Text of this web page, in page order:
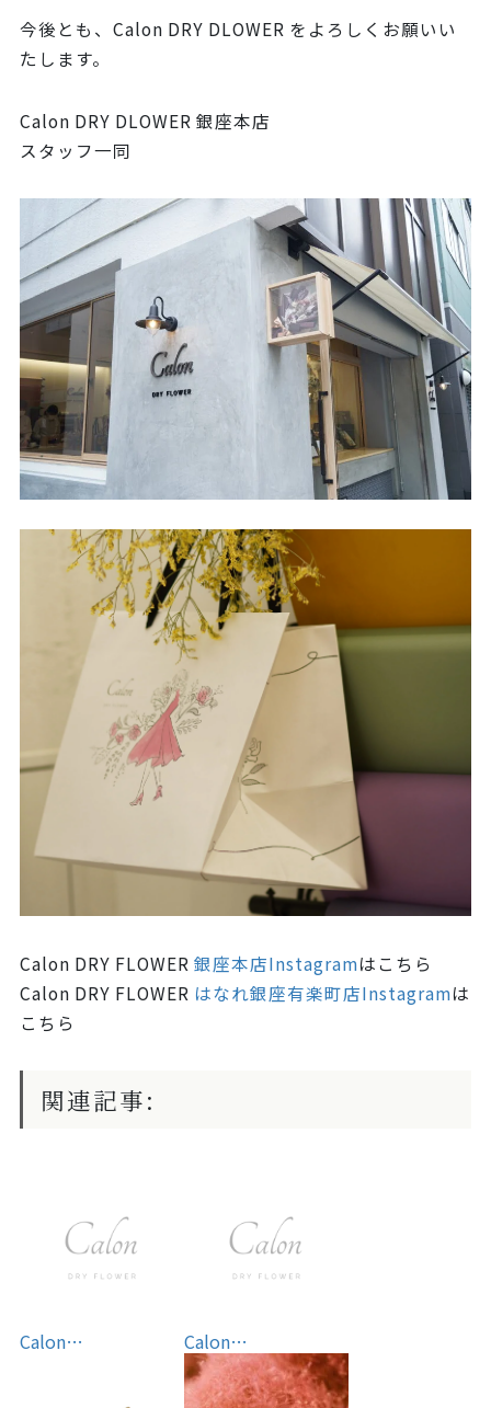
今後とも、Calon DRY DLOWER をよろしくお願いい
たします。
Calon DRY DLOWER 銀座本店
スタッフ一同
Calon DRY FLOWER 銀座本店Instagramはこちら
Calon DRY FLOWER はなれ銀座有楽町店Instagramは
こちら
関連記事:
Calon… Calon…